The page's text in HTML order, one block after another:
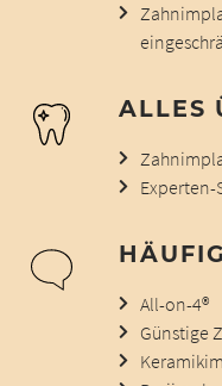
ALLES
Experten-
All-on-4®
Günstige